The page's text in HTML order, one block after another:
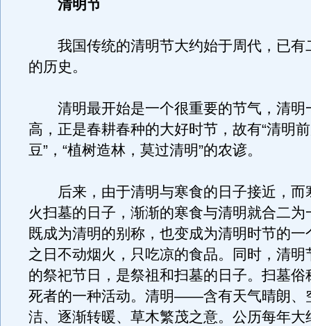
清明节
我国传统的清明节大约始于周代，已有
的历史。
清明最开始是一个很重要的节气，清明
高，正是春耕春种的大好时节，故有“清明
豆”，“植树造林，莫过清明”的农谚。
后来，由于清明与寒食的日子接近，而
火扫墓的日子，渐渐的寒食与清明就合二为
既成为清明的别称，也变成为清明时节的一
之日不动烟火，只吃凉的食品。同时，清明
的祭祀节日，是祭祖和扫墓的日子。扫墓俗
死者的一种活动。清明——含有天气晴朗、
洁、逐渐转暖、草木繁茂之意。公历每年大